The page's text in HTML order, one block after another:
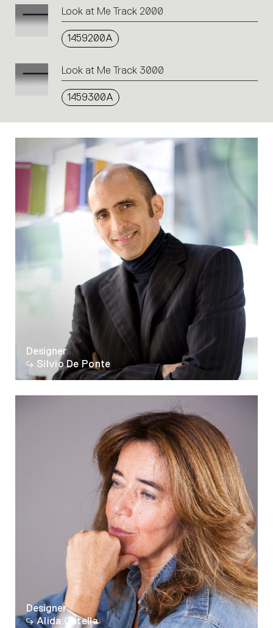
Look at Me Track 2000
1459200A
Look at Me Track 3000
1459300A
Designer
Silvio De Ponte
Designer
Alida Catella